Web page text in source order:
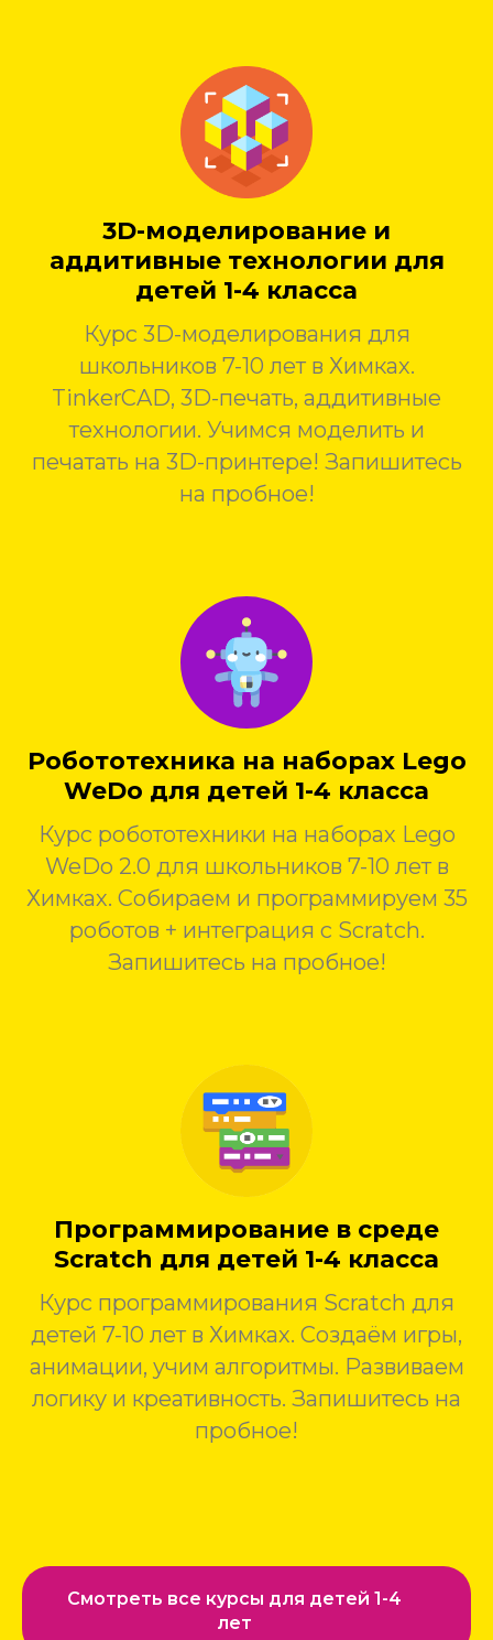
3D-моделирование и
аддитивные технологии для
детей 1-4 класса
Курс 3D-моделирования для
школьников 7-10 лет в Химках.
TinkerCAD, 3D-печать, аддитивные
технологии. Учимся моделить и
печатать на 3D-принтере! Запишитесь
на пробное!
Робототехника на наборах Lego
WeDo для детей 1-4 класса
Курс робототехники на наборах Lego
WeDo 2.0 для школьников 7-10 лет в
Химках. Собираем и программируем 35
роботов + интеграция с Scratch.
Запишитесь на пробное!
Программирование в среде
Scratch для детей 1-4 класса
Курс программирования Scratch для
детей 7-10 лет в Химках. Создаём игры,
анимации, учим алгоритмы. Развиваем
логику и креативность. Запишитесь на
пробное!
Смотреть все курсы для детей 1-4
лет